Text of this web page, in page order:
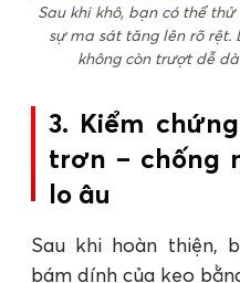
Sau khi khô, bạn có thể
sự ma sát tăng lên rõ rệt.
không còn trượt dễ
3. Kiểm
trơn – chống
lo âu
Sau khi hoàn thiện,
bám dính của keo